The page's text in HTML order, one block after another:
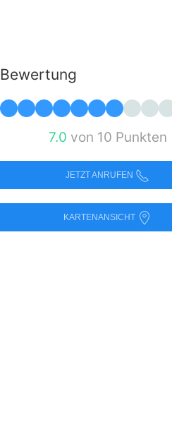
Bewertung
7.0 von 10 Punkten
JETZT ANRUFEN
KARTENANSICHT